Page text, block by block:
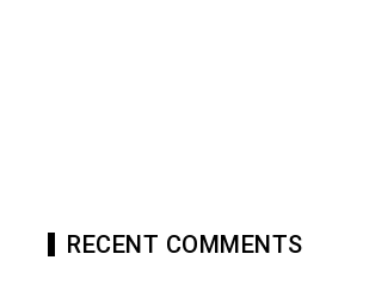
RECENT COMMENTS